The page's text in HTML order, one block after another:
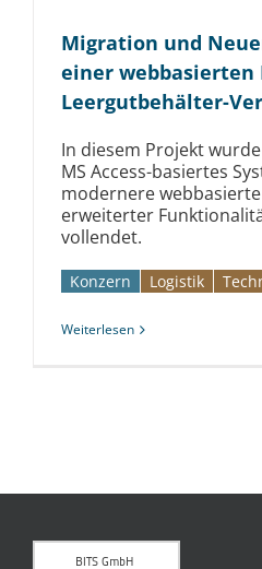
Migration und
einer webbasierten
Leergutbehälter-
In diesem Projekt
MS Access-basiertes
modernere
erweiterter
vollendet.
Konzern Logistik
Weiterlesen